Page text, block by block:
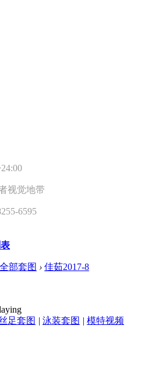
视觉地带
6595
全部套图 › 佳茹2017-8
足套图 | 泳装套图 | 模特视频